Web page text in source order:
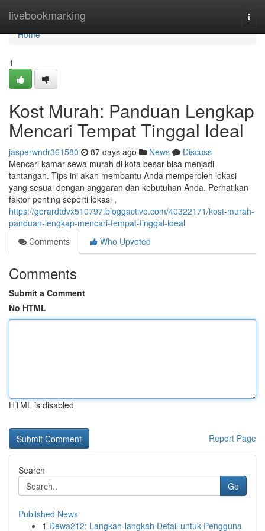
livebookmarking
Home
Home
1
Kost Murah: Panduan Lengkap
Mencari Tempat Tinggal Ideal
jasperwndr361580 87 days ago News
Discuss
Mencari kamar sewa murah di kota besar bisa menjadi
tantangan. Tips ini akan membantu Anda memperoleh lokasi
yang sesuai dengan anggaran dan kebutuhan Anda. Perhatikan
faktor penting seperti lokasi ,
https://gerardtdvx510797.bloggactivo.com/40322171/kost-murah-
panduan-lengkap-mencari-tempat-tinggal-ideal
Comments
Who Upvoted
Comments
Submit a Comment
No HTML
HTML is disabled
Report Page
Search
Go
Published News
1 Dewa212: Langkah-langkah Detail untuk Pengguna